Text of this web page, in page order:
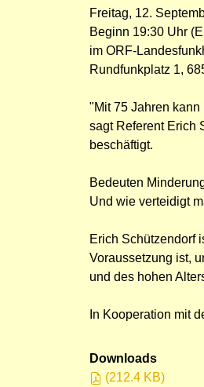
Freitag, 12.
Beginn 19:30 Uhr
im ORF-
Rundfunkplatz 1,
"Mit 75 Jahren
sagt Referent Erich
beschäftigt.
Bedeuten
Und wie verteidigt
Erich Schützendorf
Voraussetzung ist,
und des hohen
In Kooperation mit
Downloads
(212.4 KB)